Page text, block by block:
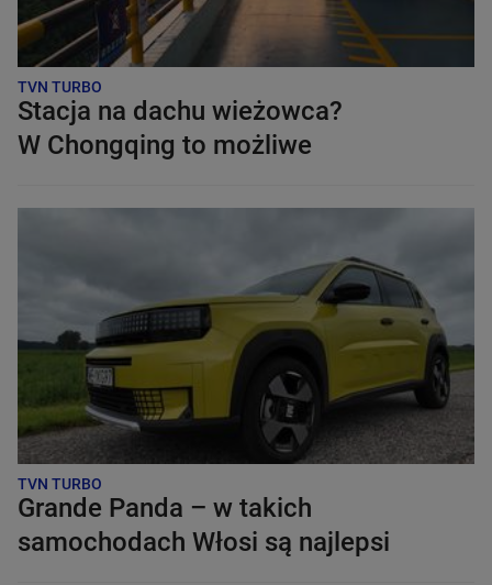
TVN TURBO
Stacja na dachu wieżowca?
W Chongqing to możliwe
TVN TURBO
Grande Panda – w takich
samochodach Włosi są najlepsi